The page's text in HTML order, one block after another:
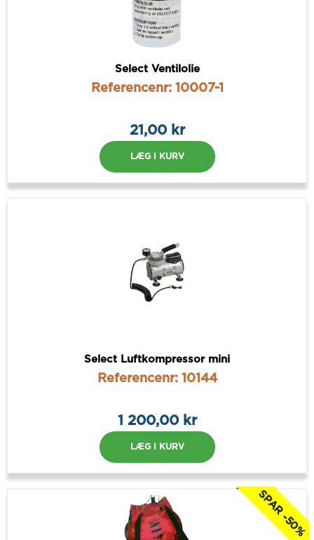
Select Ventilolie
Referencenr: 10007-1
21,00 kr
LÆG I KURV
Select Luftkompressor mini
Referencenr: 10144
1 200,00 kr
LÆG I KURV
SPAR -50%